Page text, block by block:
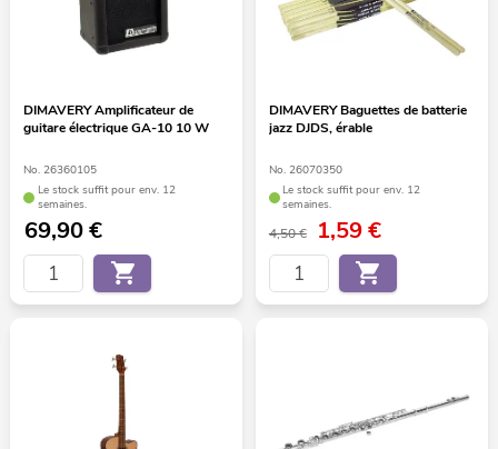
DIMAVERY Amplificateur de
guitare électrique GA-10 10 W
No. 26360105
Le stock suffit pour env. 12
semaines.
69,90€
DIMAVERY Baguettes de batterie
jazz DJDS, érable
No. 26070350
Le stock suffit pour env. 12
semaines.
4,50 € 1,59€